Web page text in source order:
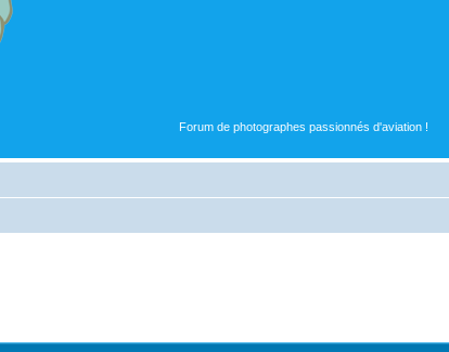
Forum de photographes passionnés d'aviation !